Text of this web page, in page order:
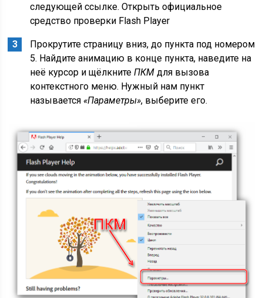
следующей ссылке. Открыть официальное
средство проверки Flash Player
Прокрутите страницу вниз, до пункта под номером
5. Найдите анимацию в конце пункта, наведите на
неё курсор и щёлкнитеПКМ для вызова
контекстного меню. Нужный нам пункт
называется«Параметры», выберите его.